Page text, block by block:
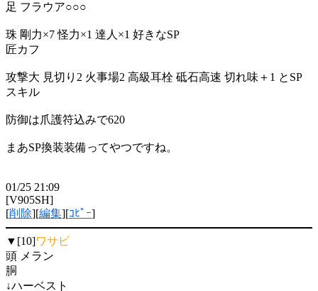
足 フラウア○○○
珠 剛力×7 怪力×1 達人×1 好きなSP
匠カフ
攻撃大 見切り2 火事場2 高級耳栓 砥石高速 切れ味＋1 とSP
スキル
防御は爪護符込みで620
まあSP換装装備ってやつですね。
01/25 21:09
[V905SH]
[削除][編集][ｺﾋﾟｰ]
▼[10]ワサビ
頭 メラン
胴
↓ハーベスト